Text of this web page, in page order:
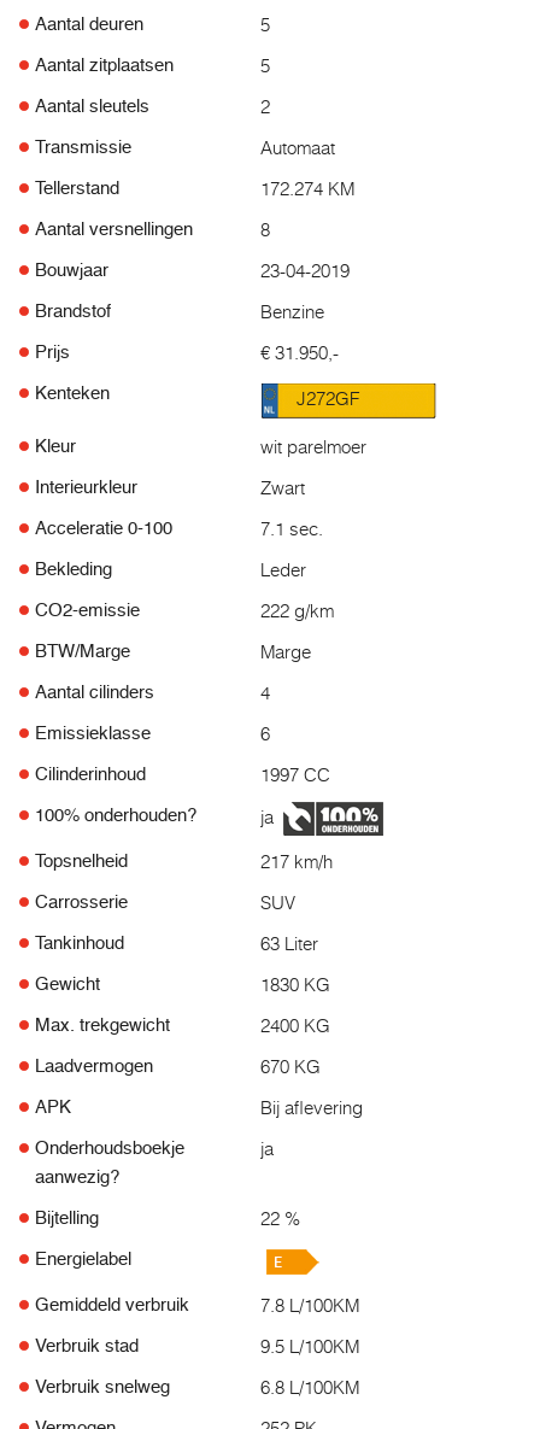
Aantal deuren 5
Aantal zitplaatsen 5
Aantal sleutels 2
Transmissie Automaat
Tellerstand 172.274 KM
Aantal versnellingen 8
Bouwjaar 23-04-2019
Brandstof Benzine
Prijs € 31.950,-
Kenteken J272GF
Kleur wit parelmoer
Interieurkleur Zwart
Acceleratie 0-100 7.1 sec.
Bekleding Leder
CO2-emissie 222 g/km
BTW/Marge Marge
Aantal cilinders 4
Emissieklasse 6
Cilinderinhoud 1997 CC
100% onderhouden? ja
Topsnelheid 217 km/h
Carrosserie SUV
Tankinhoud 63 Liter
Gewicht 1830 KG
Max. trekgewicht 2400 KG
Laadvermogen 670 KG
APK Bij aflevering
Onderhoudsboekje
aanwezig?
ja
Bijtelling 22 %
Energielabel
Gemiddeld verbruik 7.8 L/100KM
Verbruik stad 9.5 L/100KM
Verbruik snelweg 6.8 L/100KM